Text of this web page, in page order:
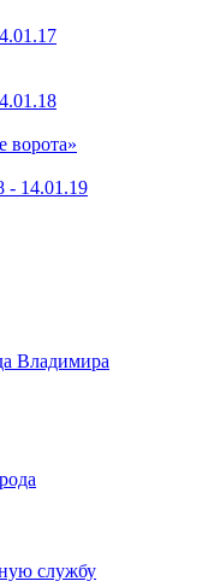
ворота»
- 14.01.19
Владимира
службу